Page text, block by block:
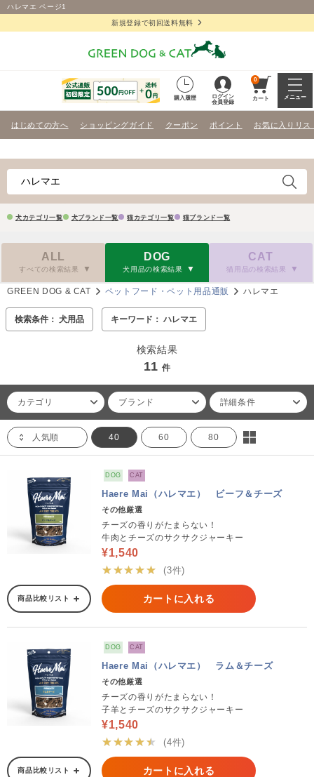
ハレマエ ページ1
新規登録で初回送料無料
購入履歴
ログイン
会員登録
0
カート メニュー
はじめての方へ ショッピングガイド クーポン ポイント お気に入りリス
犬カテゴリ一覧 犬ブランド一覧 猫カテゴリ一覧 猫ブランド一覧
ALL
すべての検索結果
DOG
犬用品の検索結果
CAT
猫用品の検索結果
GREEN DOG & CAT ペットフード・ペット用品通販 ハレマエ
検索条件： 犬用品 キーワード： ハレマエ
検索結果
11 件
カテゴリ ブランド 詳細条件
人気順 40 60 80
DOG CAT
Haere Mai（ハレマエ） ビーフ＆チーズ
その他厳選
チーズの香りがたまらない！
牛肉とチーズのサクサクジャーキー
¥1,540
★★★★★
(3件)
商品比較リスト カートに入れる
DOG CAT
Haere Mai（ハレマエ） ラム＆チーズ
その他厳選
チーズの香りがたまらない！
子羊とチーズのサクサクジャーキー
¥1,540
★★★★★
(4件)
商品比較リスト カートに入れる